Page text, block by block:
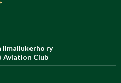
Ilmailukerho ry
Aviation Club